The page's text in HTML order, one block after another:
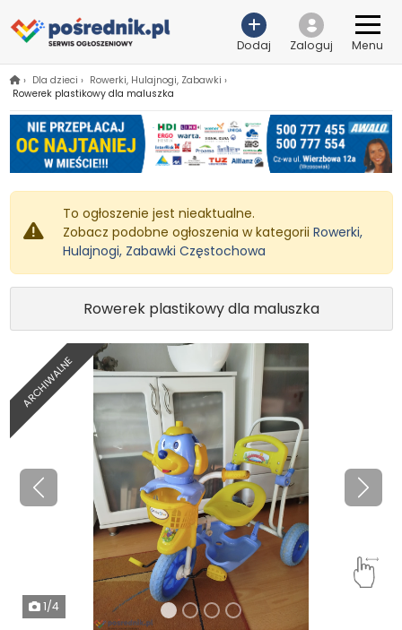
Dodaj Zaloguj Menu
› Dla dzieci › Rowerki, Hulajnogi, Zabawki ›
Rowerek plastikowy dla maluszka
To ogłoszenie jest nieaktualne.
Zobacz podobne ogłoszenia w kategorii Rowerki,
Hulajnogi, Zabawki Częstochowa
Rowerek plastikowy dla maluszka
ARCHIWALNE
Poprzednia
1/4